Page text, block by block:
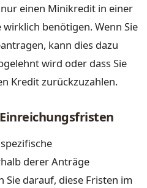
nur einen Minikredit in einer
benötigen. Wenn Sie
kann dies dazu
wird oder dass Sie
Kredit zurückzuzahlen.
derer Anträge
darauf, diese Fristen im